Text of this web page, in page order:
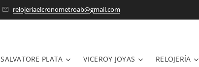
relojeriaelcronometroab@gmail.com
SALVATORE PLATA VICEROY JOYAS RELOJERÍA